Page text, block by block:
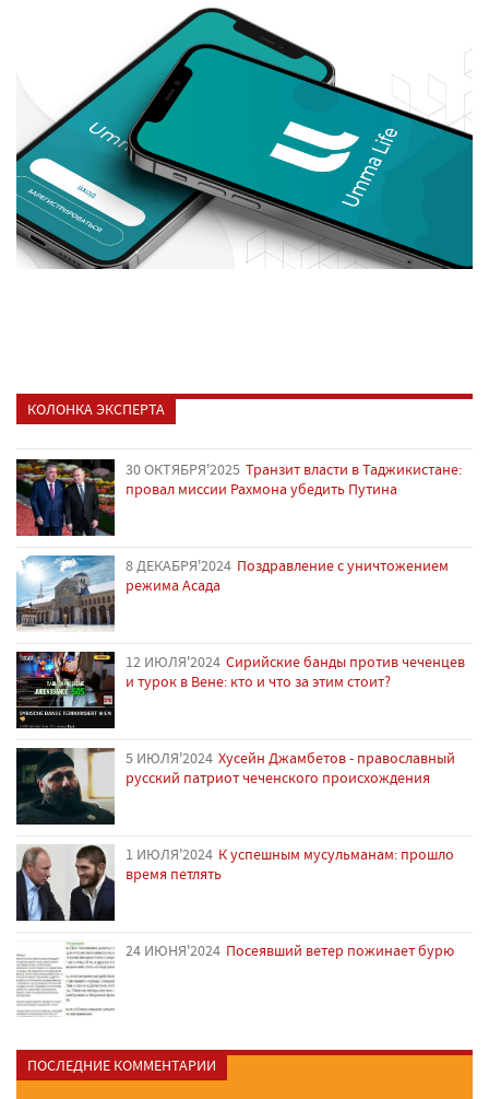
КОЛОНКА ЭКСПЕРТА
30 ОКТЯБРЯ'2025 Транзит власти в Таджикистане:
провал миссии Рахмона убедить Путина
8 ДЕКАБРЯ'2024 Поздравление с уничтожением
режима Асада
12 ИЮЛЯ'2024 Сирийские банды против чеченцев
и турок в Вене: кто и что за этим стоит?
5 ИЮЛЯ'2024 Хусейн Джамбетов - православный
русский патриот чеченского происхождения
1 ИЮЛЯ'2024 К успешным мусульманам: прошло
время петлять
24 ИЮНЯ'2024 Посеявший ветер пожинает бурю
ПОСЛЕДНИЕ КОММЕНТАРИИ